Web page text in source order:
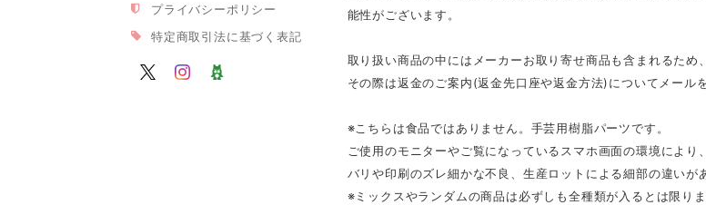
プライバシーポリシー
特定商取引法に基づく表記
能性がございます。
取り扱い商品の中にはメーカーお取り寄せ商品も含まれるため
その際は返金のご案内(返金先口座や返金方法)についてメール
※こちらは食品ではありません。手芸用樹脂パーツです。
ご使用のモニターやご覧になっているスマホ画面の環境によ
バリや印刷のズレ細かな不良、生産ロットによる細部の違いが
※ミックスやランダムの商品は必ずしも全種類が入るとは限り